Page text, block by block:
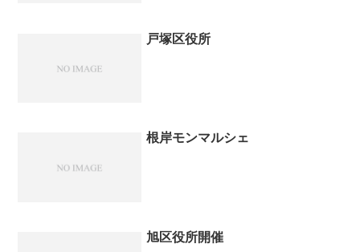
戸塚区役所
根岸モンマルシェ
旭区役所開催